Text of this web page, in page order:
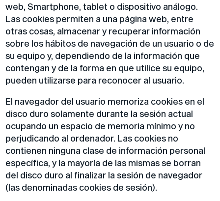
web, Smartphone, tablet o dispositivo análogo.
Las cookies permiten a una página web, entre
otras cosas, almacenar y recuperar información
sobre los hábitos de navegación de un usuario o de
su equipo y, dependiendo de la información que
contengan y de la forma en que utilice su equipo,
pueden utilizarse para reconocer al usuario.
El navegador del usuario memoriza cookies en el
disco duro solamente durante la sesión actual
ocupando un espacio de memoria mínimo y no
perjudicando al ordenador. Las cookies no
contienen ninguna clase de información personal
específica, y la mayoría de las mismas se borran
del disco duro al finalizar la sesión de navegador
(las denominadas cookies de sesión).